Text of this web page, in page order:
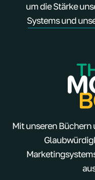
um die Stärke
Systems und
Mit unseren